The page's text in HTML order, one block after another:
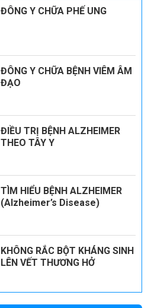
ĐÔNG Y CHỮA PHẾ UNG
ĐÔNG Y CHỮA BỆNH VIÊM ÂM
ĐẠO
ĐIỀU TRỊ BỆNH ALZHEIMER
THEO TÂY Y
TÌM HIỂU BỆNH ALZHEIMER
(Alzheimer’s Disease)
KHÔNG RẮC BỘT KHÁNG SINH
LÊN VẾT THƯƠNG HỞ